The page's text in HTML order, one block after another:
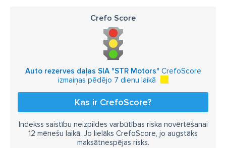
Crefo Score
Auto rezerves daļas SIA "STR Motors" CrefoScore
izmaiņas pēdējo 7 dienu laikā
Kas ir CrefoScore?
Indekss saistību neizpildes varbūtības riska novērtēšanai
12 mēnešu laikā. Jo lielāks CrefoScore, jo augstāks
maksātnespējas risks.